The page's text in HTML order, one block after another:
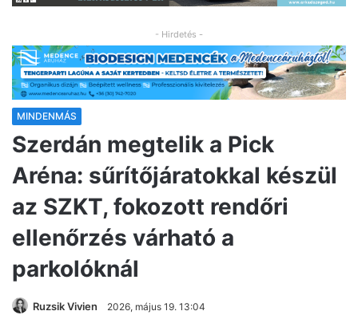
- Hirdetés -
MINDENMÁS
Szerdán megtelik a Pick
Aréna: sűrítőjáratokkal készül
az SZKT, fokozott rendőri
ellenőrzés várható a
parkolóknál
Ruzsik Vivien 2026, május 19. 13:04